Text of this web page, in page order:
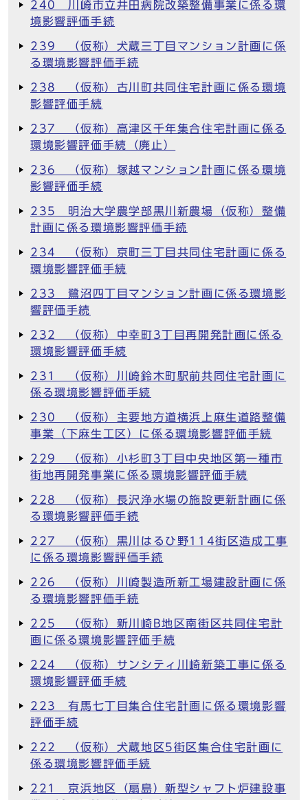
240 川崎市立井田病院改築整備事業に係る環
境影響評価手続
239 （仮称）犬蔵三丁目マンション計画に係
る環境影響評価手続
238 （仮称）古川町共同住宅計画に係る環境
影響評価手続
237 （仮称）高津区千年集合住宅計画に係る
環境影響評価手続（廃止）
236 （仮称）塚越マンション計画に係る環境
影響評価手続
235 明治大学農学部黒川新農場（仮称）整備
計画に係る環境影響評価手続
234 （仮称）京町三丁目共同住宅計画に係る
環境影響評価手続
233 鷺沼四丁目マンション計画に係る環境影
響評価手続
232 （仮称）中幸町3丁目再開発計画に係る
環境影響評価手続
231 （仮称）川崎鈴木町駅前共同住宅計画に
係る環境影響評価手続
230 （仮称）主要地方道横浜上麻生道路整備
事業（下麻生工区）に係る環境影響評価手続
229 （仮称）小杉町3丁目中央地区第一種市
街地再開発事業に係る環境影響評価手続
228 （仮称）長沢浄水場の施設更新計画に係
る環境影響評価手続
227 （仮称）黒川はるひ野114街区造成工事
に係る環境影響評価手続
226 （仮称）川崎製造所新工場建設計画に係
る環境影響評価手続
225 （仮称）新川崎B地区南街区共同住宅計
画に係る環境影響評価手続
224 （仮称）サンシティ川崎新築工事に係る
環境影響評価手続
223 有馬七丁目集合住宅計画に係る環境影響
評価手続
222 （仮称）犬蔵地区5街区集合住宅計画に
係る環境影響評価手続
221 京浜地区（扇島）新型シャフト炉建設事